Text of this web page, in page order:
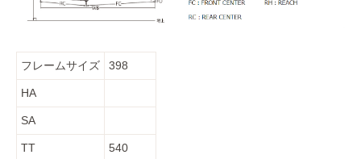
フレームサイズ 398
HA
SA
TT 540